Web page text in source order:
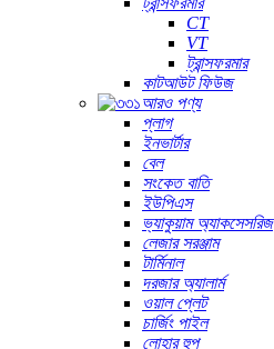
CT
VT
ট্রান্সফরমার
কাটআউট ফিউজ
আরও পণ্য
প্লাগ
ইনভার্টার
বেল
সংকেত বাতি
ইউপিএস
ভ্যাকুয়াম অ্যাকসেসরিজ
লেজার সরঞ্জাম
টার্মিনাল
দরজার অ্যালার্ম
ওয়াল প্লেট
চার্জিং পাইল
লোহার হুপ